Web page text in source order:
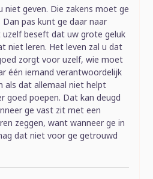
niet geven. Die zakens moet ge
pas kunt ge daar naar
uzelf beseft dat uw grote geluk
niet leren. Het leven zal u dat
zorgt voor uzelf, wie moet
één iemand verantwoordelijk
als dat allemaal niet helpt
goed poepen. Dat kan deugd
ge vast zit met een
zeggen, want wanneer ge in
dat niet voor ge getrouwd